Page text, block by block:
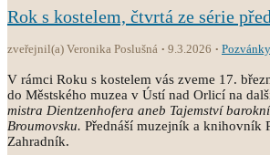
Rok s kostelem, čtvrtá ze série
zveřejnil(a) Veronika Poslušná 9.3.2026
V rámci Roku s kostelem vás zveme 17.
do Městského muzea v Ústí nad Orlicí na
mistra Dientzenhofera aneb Tajemství
Broumovsku. Přednáší muzejník a knihovník
Zahradník.